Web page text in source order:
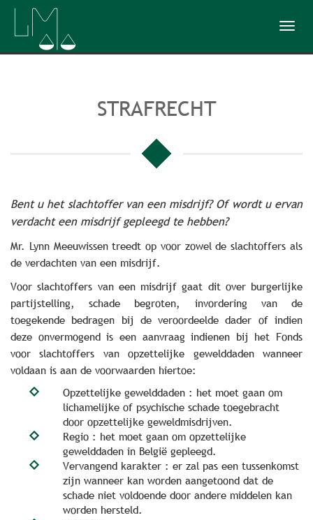
STRAFRECHT
Bent u het slachtoffer van een misdrijf? Of wordt u ervan
verdacht een misdrijf gepleegd te hebben?
Mr. Lynn Meeuwissen treedt op voor zowel de slachtoffers als
de verdachten van een misdrijf.
Voor slachtoffers van een misdrijf gaat dit over burgerlijke
partijstelling, schade begroten, invordering van de
toegekende bedragen bij de veroordeelde dader of indien
deze onvermogend is een aanvraag indienen bij het Fonds
voor slachtoffers van opzettelijke gewelddaden wanneer
voldaan is aan de voorwaarden hiertoe:
Opzettelijke gewelddaden : het moet gaan om
lichamelijke of psychische schade toegebracht
door opzettelijke geweldmisdrijven.
Regio : het moet gaan om opzettelijke
gewelddaden in België gepleegd.
Vervangend karakter : er zal pas een tussenkomst
zijn wanneer kan worden aangetoond dat de
schade niet voldoende door andere middelen kan
worden hersteld.